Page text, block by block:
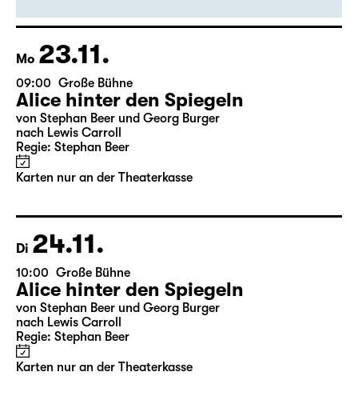
Mo 23.11.
09:00 Große Bühne
Alice hinter den Spiegeln
von Stephan Beer und Georg Burger
nach Lewis Carroll
Regie: Stephan Beer
Karten nur an der Theaterkasse
Di 24.11.
10:00 Große Bühne
Alice hinter den Spiegeln
von Stephan Beer und Georg Burger
nach Lewis Carroll
Regie: Stephan Beer
Karten nur an der Theaterkasse